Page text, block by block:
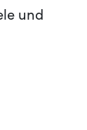
und